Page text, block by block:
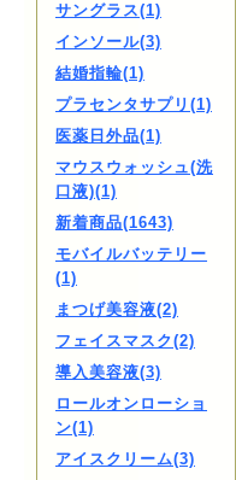
サングラス(1)
インソール(3)
結婚指輪(1)
プラセンタサプリ(1)
医薬日外品(1)
マウスウォッシュ(洗
口液)(1)
新着商品(1643)
モバイルバッテリー
(1)
まつげ美容液(2)
フェイスマスク(2)
導入美容液(3)
ロールオンローショ
ン(1)
アイスクリーム(3)